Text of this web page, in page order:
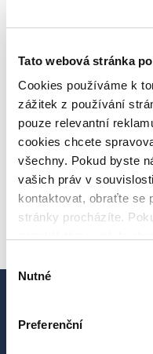
Tato webová stránka
Cookies používáme k
zážitek z používání
pouze relevantní
cookies chcete
všechny. Pokud byste
vašich práv v
kontaktovat, obraťte se
stránky procházíte.
však rádi, pokud se
budeme tak moct Váš
nastavení můžete
„Nastavení cookies“.
souhlasu
Nutné
Preferenční
úvěrů
Co je inflace, jaké
meziroční inflace?
Zajímají